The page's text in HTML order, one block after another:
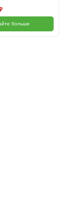
больше